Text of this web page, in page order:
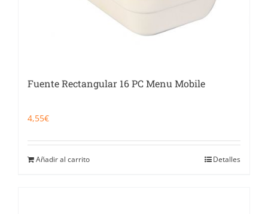
Fuente Rectangular 16 PC Menu Mobile
4,55€
Añadir al carrito Detalles